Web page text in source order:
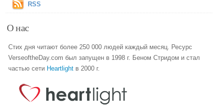
RSS
О нас
Стих дня читают более 250 000 людей каждый месяц. Ресурс
VerseoftheDay.com был запущен в 1998 г. Беном Стридом и стал
частью сети Heartlight в 2000 г.